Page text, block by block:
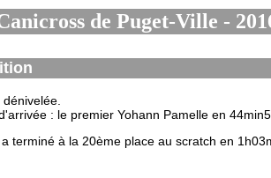
de Puget-Ville -
: le premier Yohann Pamelle en
terminé à la 20ème place au scratch en